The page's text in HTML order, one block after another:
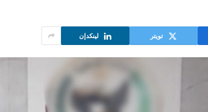
تويتر لينكدإن